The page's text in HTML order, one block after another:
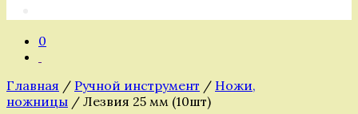
0
Главная / Ручной инструмент / Ножи,
ножницы / Лезвия 25 мм (10шт)